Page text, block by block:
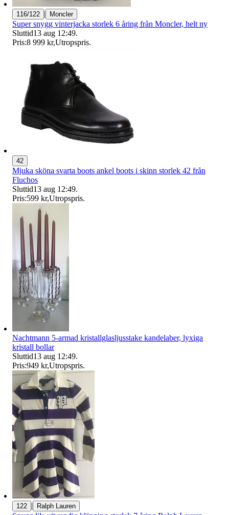
116/122 | Moncler
Super snygg vinterjacka storlek 6 åring från Moncler, helt ny
Sluttid13 aug 12:49.
Pris:8 999 kr,Utropspris.
42
Mjuka sköna svarta boots ankel boots i skinn storlek 42 från
Fluchos
Sluttid13 aug 12:49.
Pris:599 kr,Utropspris.
Nachtmann 5-armad kristallglasljusstake kandelaber, lyxiga
kristall bollar
Sluttid13 aug 12:49.
Pris:949 kr,Utropspris.
122 | Ralph Lauren